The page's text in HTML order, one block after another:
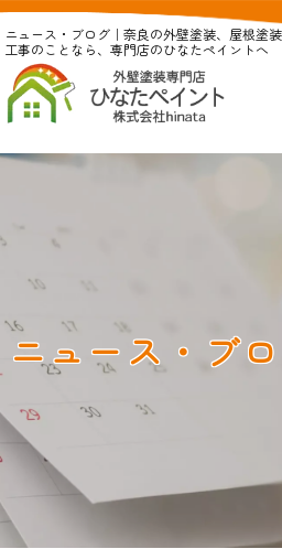
ニュース・ブログ｜奈良の外壁塗装、屋根塗
工事のことなら、専門店のひなたペイントへ
ニュース・ブ